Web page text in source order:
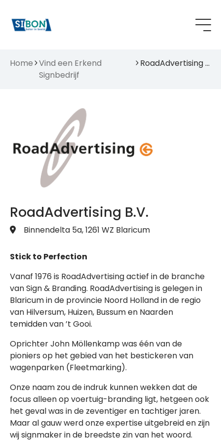
Home Vind een Erkend
Signbedrijf
RoadAdvertising B.V.
RoadAdvertising B.V.
Binnendelta 5a, 1261 WZ Blaricum
Stick to Perfection
Vanaf 1976 is RoadAdvertising actief in de branche
van Sign & Branding. RoadAdvertising is gelegen in
Blaricum in de provincie Noord Holland in de regio
van Hilversum, Huizen, Bussum en Naarden
temidden van ’t Gooi.
Oprichter John Möllenkamp was één van de
pioniers op het gebied van het bestickeren van
wagenparken (Fleetmarking).
Onze naam zou de indruk kunnen wekken dat de
focus alleen op voertuig-branding ligt, hetgeen ook
het geval was in de zeventiger en tachtiger jaren.
Maar al gauw werd onze expertise uitgebreid en zijn
wij signmaker in de breedste zin van het woord.